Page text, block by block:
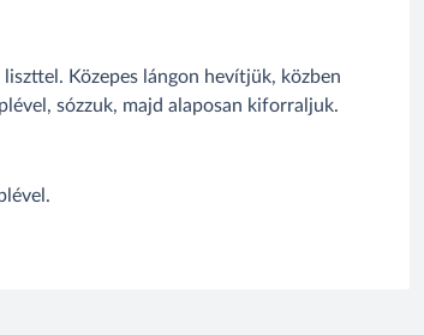
Közepes lángon hevítjük, közben
sózzuk, majd alaposan kiforraljuk.